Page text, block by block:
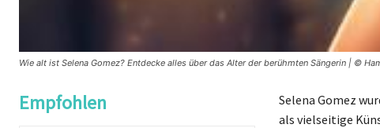
Wie alt ist Selena Gomez? Entdecke alles über das Alter der berühmten Sängerin | ©
Empfohlen
Selena Gomez
als vielseitige